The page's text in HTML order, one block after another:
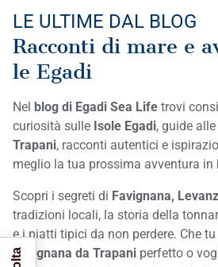
LE ULTIME DAL BLOG
Racconti di mare e
le Egadi
Nel blog di Egadi Sea Life trovi
curiosità sulle Isole Egadi, guide
Trapani, racconti autentici e
meglio la tua prossima avventura in
Scopri i segreti di Favignana,
tradizioni locali, la storia della
e i piatti tipici da non perdere. Che
Favignana da Trapani perfetto o